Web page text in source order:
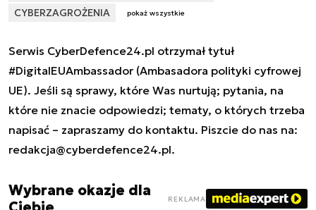
CYBERZAGROŻENIA
pokaż wszystkie
Serwis CyberDefence24.pl otrzymał tytuł
#DigitalEUAmbassador (Ambasadora polityki cyfrowej
UE). Jeśli są sprawy, które Was nurtują; pytania, na
które nie znacie odpowiedzi; tematy, o których trzeba
napisać – zapraszamy do kontaktu. Piszcie do nas na:
redakcja@cyberdefence24.pl.
Wybrane okazje dla
REKLAMA